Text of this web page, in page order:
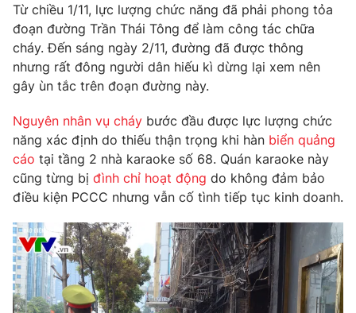
Emagazine Podcast
Photo Infographic
Video Shorts video
VTV Money VTV Thể thao
Thị trường 24h Tấm lòng Việt
VTV4 Vươn mình bằng AI
Từ chiều 1/11, lực lượng chức năng đã phải phong tỏa
đoạn đường Trần Thái Tông để làm công tác chữa
cháy. Đến sáng ngày 2/11, đường đã được thông
nhưng rất đông người dân hiếu kì dừng lại xem nên
gây ùn tắc trên đoạn đường này.
Nguyên nhân vụ cháy bước đầu được lực lượng chức
năng xác định do thiếu thận trọng khi hàn biển quảng
cáo tại tầng 2 nhà karaoke số 68. Quán karaoke này
cũng từng bị đình chỉ hoạt động do không đảm bảo
điều kiện PCCC nhưng vẫn cố tình tiếp tục kinh doanh.